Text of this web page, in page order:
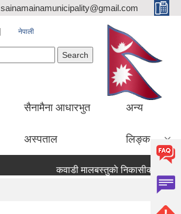
sainamainamunicipality@gmail.com
नेपाली
सैनामैना आधारभुत
अस्पताल
अन्य
लिङ्क
कवाडी मालबस्तुकाे निकासीका लागि